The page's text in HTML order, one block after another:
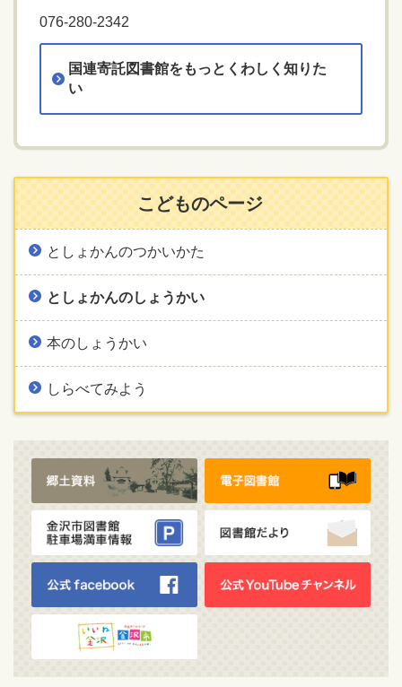
076-280-2342
国連寄託図書館をもっとくわしく知りた
い
こどものページ
としょかんのつかいかた
としょかんのしょうかい
本のしょうかい
しらべてみよう